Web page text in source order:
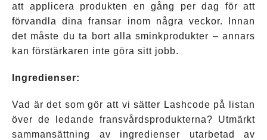
att applicera produkten en gång per dag för att
förvandla dina fransar inom några veckor. Innan
det måste du ta bort alla sminkprodukter – annars
kan förstärkaren inte göra sitt jobb.
Ingredienser:
Vad är det som gör att vi sätter Lashcode på listan
över de ledande fransvårdsprodukterna? Utmärkt
sammansättning av ingredienser utarbetad av